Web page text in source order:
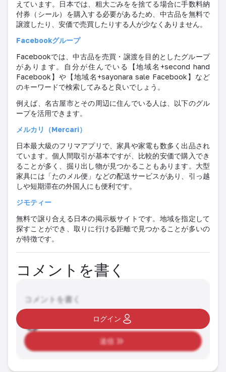
えています。日本では、粗大ごみをを捨てる場合に手数料納
付券（シール）を購入する必要があるため、中古品を無料で
譲渡したり、安価で売買したりする人が少なくありません。
Facebookグループ
Facebookでは、中古品を売買・譲渡を目的としたグループ
があります。自分が住んでいる【地域名 +second hand
Facebook 】や【地域名 +sayonara sale Facebook 】など
のキーワードで検索してみると良いでしょう。
例えば、名古屋市とその周辺に住んでいる人は、以下のグル
ープを活用できます。
メルカリ（Mercari）
日本最大級のフリマアプリで、家具や家電も数多く出品され
ています。個人間取引が基本ですが、比較的安価で購入でき
ることが多く、掘り出し物が見つかることもあります。大型
家具には「たのメル便」などの配送サービスがあり、引っ越
しや短期滞在の外国人にも便利です。
ジモティー
無料で譲り合える日本の掲示板サイトです。地域を指定して
探すことができ、取りに行ける距離で見つかることが多いの
が特徴です。
コメントを書く
コメントを書く
送信
ログイン